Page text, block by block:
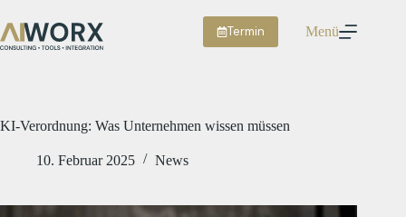
Inhalt
springen
Termin Menü
KI-Verordnung: Was Unternehmen wissen müssen
10. Februar 2025 News